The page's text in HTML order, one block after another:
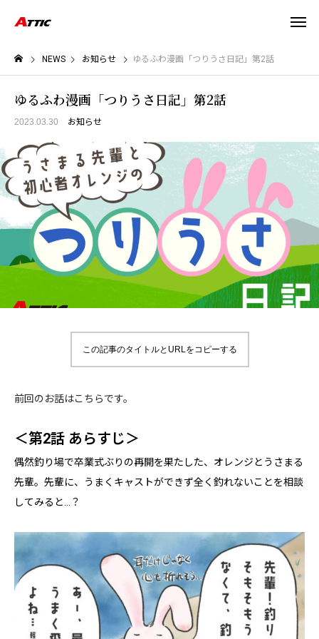
NEWS お知らせ ゆるふわ漫画「つりうさ日記」第2話
ゆるふわ漫画「つりうさ日記」第2話
2023.03.30 お知らせ
この記事のタイトルとURLをコピーする
前回のお話はこちらです。
＜第2話 あらすじ＞
偶然釣り場で卒業式ぶりの再開を果たした、オレンジとうさまる
先輩。先輩に、うまくキャストができず全く釣れないことを相談
してみると…？